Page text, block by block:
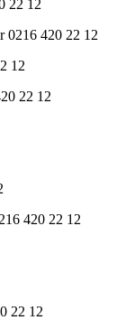
22 12
0216 420 22 12
12
22 12
420 22 12
22 12